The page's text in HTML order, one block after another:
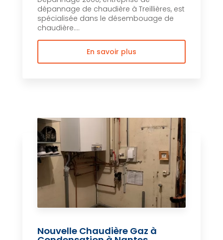
dépannage de chaudière à Treillières, est
spécialisée dans le désembouage de
chaudière....
En savoir plus
Nouvelle Chaudière Gaz à